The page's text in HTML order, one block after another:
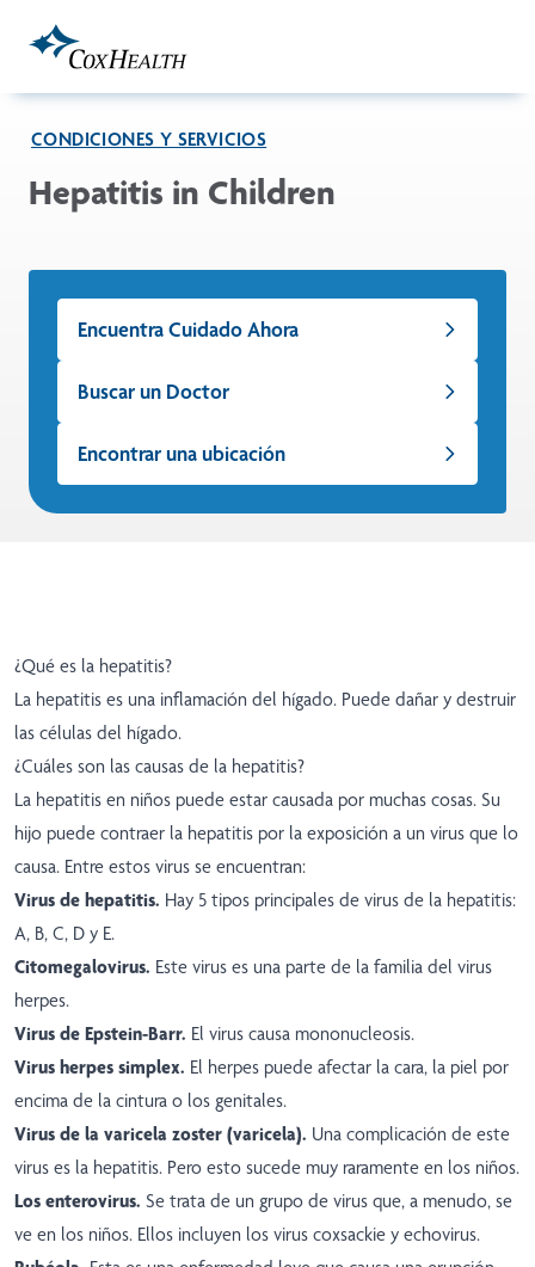
CONDICIONES Y SERVICIOS
Hepatitis in Children
Encuentra Cuidado Ahora
Buscar un Doctor
Encontrar una ubicación
¿Qué es la hepatitis?
La hepatitis es una inflamación del hígado. Puede dañar y destruir
las células del hígado.
¿Cuáles son las causas de la hepatitis?
La hepatitis en niños puede estar causada por muchas cosas. Su
hijo puede contraer la hepatitis por la exposición a un virus que lo
causa. Entre estos virus se encuentran:
Virus de hepatitis. Hay 5 tipos principales de virus de la hepatitis:
A, B, C, D y E.
Citomegalovirus. Este virus es una parte de la familia del virus
herpes.
Virus de Epstein-Barr. El virus causa mononucleosis.
Virus herpes simplex. El herpes puede afectar la cara, la piel por
encima de la cintura o los genitales.
Virus de la varicela zoster (varicela). Una complicación de este
virus es la hepatitis. Pero esto sucede muy raramente en los niños.
Los enterovirus. Se trata de un grupo de virus que, a menudo, se
ve en los niños. Ellos incluyen los virus coxsackie y echovirus.